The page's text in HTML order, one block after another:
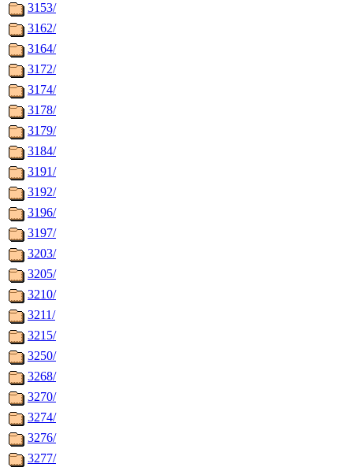
3153/
3162/
3164/
3172/
3174/
3178/
3179/
3184/
3191/
3192/
3196/
3197/
3203/
3205/
3210/
3211/
3215/
3250/
3268/
3270/
3274/
3276/
3277/